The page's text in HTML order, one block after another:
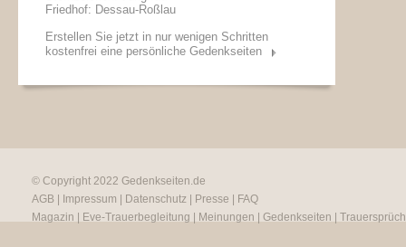
Friedhof: Dessau-Roßlau
Erstellen Sie jetzt in nur wenigen Schritten
kostenfrei eine persönliche Gedenkseiten
© Copyright 2022 Gedenkseiten.de
AGB
Impressum Datenschutz Presse
FAQ
Magazin
Eve-Trauerbegleitung Meinungen Gedenkseiten